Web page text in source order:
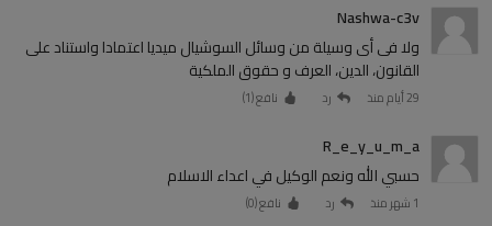
Nashwa-c3v
ولا فى أى وسيلة من وسائل السوشيال ميديا اعتمادا واستناد على
القانون، الدين، العرف و حقوق الملكية
29 أيام منذ رد نافع (1
)
R_e_y_u_m_a
حسبي الله ونعم الوكيل في اعداء الاسلام
1 شهر منذ رد نافع (0
)